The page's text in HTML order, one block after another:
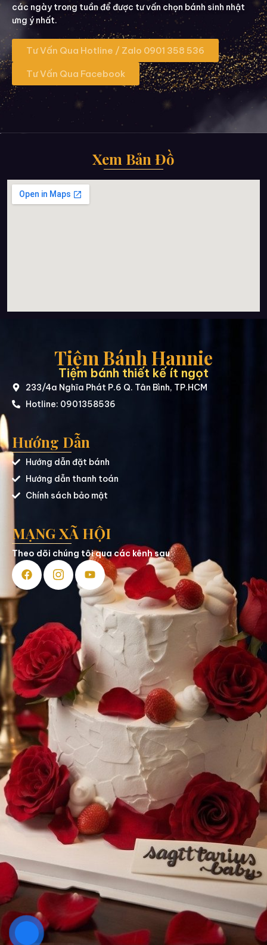
các ngày trong tuần để được tư vấn chọn bánh sinh nhật
ưng ý nhất.
Tư Vấn Qua Hotline / Zalo 0901 358 536
Tư Vấn Qua Facebook
Xem Bản Đồ
Tiệm Bánh Hannie
Tiệm bánh thiết kế ít ngọt
233/4a Nghĩa Phát P.6 Q. Tân Bình, TP.HCM
Hotline: 0901358536
Hướng Dẫn
Hướng dẫn đặt bánh
Hướng dẫn thanh toán
Chính sách bảo mật
MẠNG XÃ HỘI
Theo dõi chúng tôi qua các kênh sau